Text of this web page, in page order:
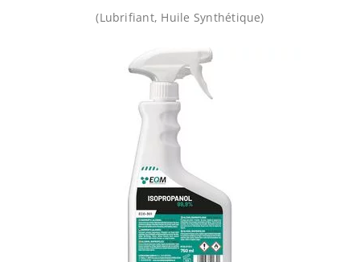
(Lubrifiant, Huile Synthétique)